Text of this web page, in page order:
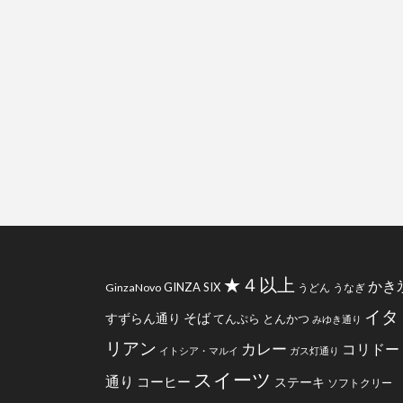
GinzaNovo GINZA SIX ★４以上 うどん うなぎ かき
すずらん通り そばてんぷら とんかつ みゆき通り イタ
リアン イトシア・マルイ カレー ガス灯通り コリドー
通り コーヒー スイーツ ステーキ ソフトクリー